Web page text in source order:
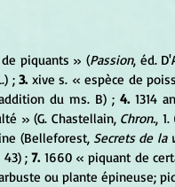
piquants » (Passion, éd.
; 3. xive s. « espèce de
du ms. B) ; 4. 1314
» (G. Chastellain, Chron.,
(Belleforest, Secrets de la
43) ; 7. 1660 « piquant de
ou plante épineuse;